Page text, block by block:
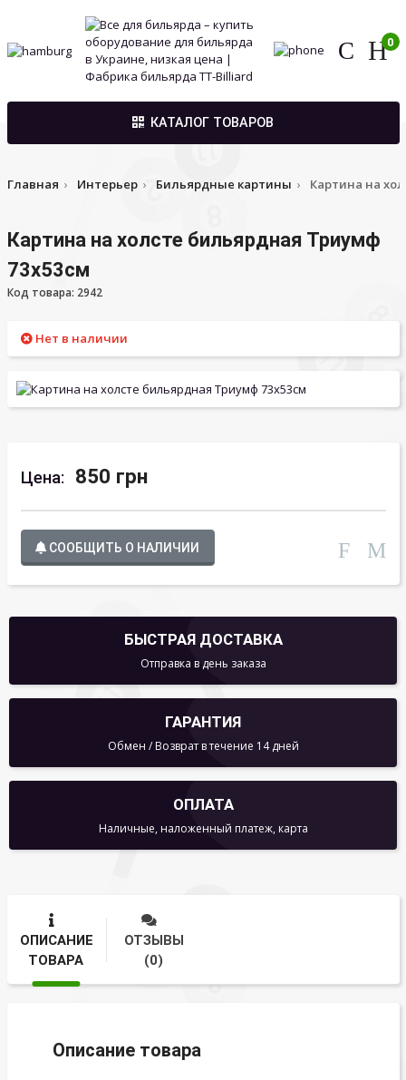
0
КАТАЛОГ ТОВАРОВ
Главная Интерьер Бильярдные картины Картина на
Картина на холсте бильярдная Триумф
73х53см
Код товара: 2942
Нет в наличии
Цена: 850 грн
СООБЩИТЬ О НАЛИЧИИ
БЫСТРАЯ ДОСТАВКА
Отправка в день заказа
ГАРАНТИЯ
Обмен / Возврат в течение 14 дней
ОПЛАТА
Наличные, наложенный платеж, карта
ОПИСАНИЕ
ТОВАРА
ОТЗЫВЫ
(0)
Описание товара